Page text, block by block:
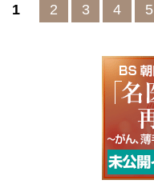
1 2 3 4 5